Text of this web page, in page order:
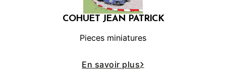
COHUET JEAN PATRICK
Pieces miniatures
En savoir plus